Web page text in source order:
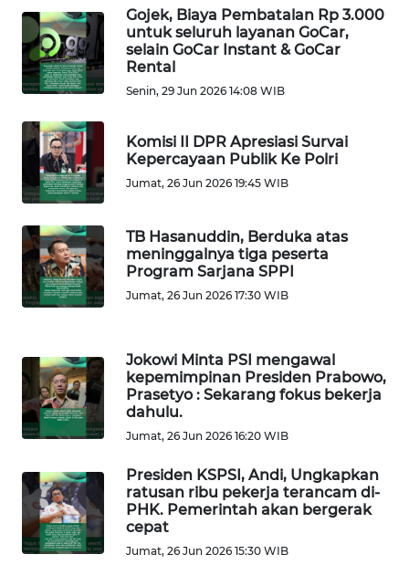
Gojek, Biaya Pembatalan Rp 3.000
untuk seluruh layanan GoCar,
selain GoCar Instant & GoCar
Rental
Senin, 29 Jun 2026 14:08 WIB
Komisi II DPR Apresiasi Survai
Kepercayaan Publik Ke Polri
Jumat, 26 Jun 2026 19:45 WIB
TB Hasanuddin, Berduka atas
meninggalnya tiga peserta
Program Sarjana SPPI
Jumat, 26 Jun 2026 17:30 WIB
Jokowi Minta PSI mengawal
kepemimpinan Presiden Prabowo,
Prasetyo : Sekarang fokus bekerja
dahulu.
Jumat, 26 Jun 2026 16:20 WIB
Presiden KSPSI, Andi, Ungkapkan
ratusan ribu pekerja terancam di-
PHK. Pemerintah akan bergerak
cepat
Jumat, 26 Jun 2026 15:30 WIB
WN
JATIM
WN
BALI
WN
KALBAR
WN
KALTENG
WN
KALSEL
KALTIM
WN
SULSEL